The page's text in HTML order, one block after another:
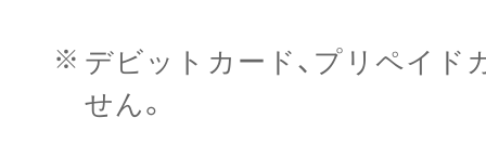
デビットカード、プリペイド
せん。